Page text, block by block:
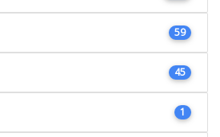
59
45
1